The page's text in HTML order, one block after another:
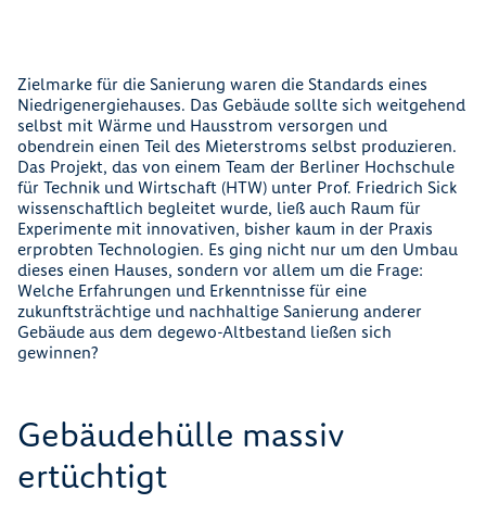
Zielmarke für die Sanierung waren die Standards eines
Niedrigenergiehauses. Das Gebäude sollte sich weitgehend
selbst mit Wärme und Hausstrom versorgen und
obendrein einen Teil des Mieterstroms selbst produzieren.
Das Projekt, das von einem Team der Berliner Hochschule
für Technik und Wirtschaft (HTW) unter Prof. Friedrich Sick
wissenschaftlich begleitet wurde, ließ auch Raum für
Experimente mit innovativen, bisher kaum in der Praxis
erprobten Technologien. Es ging nicht nur um den Umbau
dieses einen Hauses, sondern vor allem um die Frage:
Welche Erfahrungen und Erkenntnisse für eine
zukunftsträchtige und nachhaltige Sanierung anderer
Gebäude aus dem degewo-Altbestand ließen sich
gewinnen?
Gebäudehülle massiv
ertüchtigt